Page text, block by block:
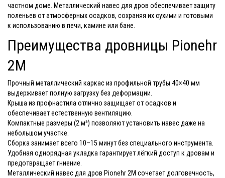
частном доме. Металлический навес для дров обеспечивает защиту
поленьев от атмосферных осадков, сохраняя их сухими и готовыми
к использованию в печи, камине или бане.
Преимущества дровницы Pionehr
2М
Прочный металлический каркас из профильной трубы 40×40 мм
выдерживает полную загрузку без деформации.
Крыша из профнастила отлично защищает от осадков и
обеспечивает естественную вентиляцию.
Компактные размеры (2 м³) позволяют установить навес даже на
небольшом участке.
Сборка занимает всего 10–15 минут без специального инструмента.
Удобная однорядная укладка гарантирует лёгкий доступ к дровам и
предотвращает гниение.
Металлический навес для дров Pionehr 2М сочетает долговечность,